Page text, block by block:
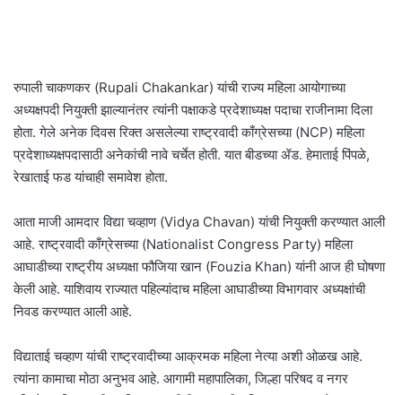
रुपाली चाकणकर (Rupali Chakankar) यांची राज्य महिला आयोगाच्या
अध्यक्षपदी नियुक्ती झाल्यानंतर त्यांनी पक्षाकडे प्रदेशाध्यक्ष पदाचा राजीनामा दिला
होता. गेले अनेक दिवस रिक्त असलेल्या राष्ट्रवादी काँग्रेसच्या (NCP) महिला
प्रदेशाध्यक्षपदासाठी अनेकांची नावे चर्चेत होती. यात बीडच्या ॲड. हेमाताई पिंपळे,
रेखाताई फड यांचाही समावेश होता.
आता माजी आमदार विद्या चव्हाण (Vidya Chavan) यांची नियुक्ती करण्यात आली
आहे. राष्ट्रवादी काँग्रेसच्या (Nationalist Congress Party) महिला
आघाडीच्या राष्ट्रीय अध्यक्षा फौजिया खान (Fouzia Khan) यांनी आज ही घोषणा
केली आहे. याशिवाय राज्यात पहिल्यांदाच महिला आघाडीच्या विभागवार अध्यक्षांची
निवड करण्यात आली आहे.
विद्याताई चव्हाण यांची राष्ट्रवादीच्या आक्रमक महिला नेत्या अशी ओळख आहे.
त्यांना कामाचा मोठा अनुभव आहे. आगामी महापालिका, जिल्हा परिषद व नगर